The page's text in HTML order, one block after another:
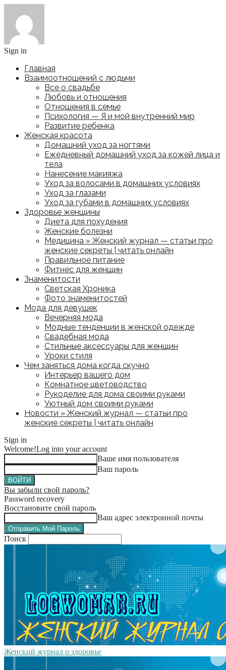
Sign in
Главная
Взаимоотношений с людьми
Все о свадьбе
Любовь и отношения
Отношения в семье
Психология — Я и мой внутренний мир
Развитие ребенка
Женская красота
Домашний уход за ногтями
Ежедневный домашний уход за кожей лица и
тела
Нанесение макияжа
Уход за волосами в домашних условиях
Уход за глазами
Уход за губами в домашних условиях
Здоровье женщины
Диета для похудения
Женские болезни
Медицина » Женский журнал — статьи про
женские секреты | читать онлайн
Правильное питание
Фитнес для женщин
Знаменитости
Светская Хроника
Фото знаменитостей
Мода для девушек
Вечерняя мода
Модные тенденции в женской одежде
Свадебная мода
Стильные аксессуары для женщин
Уроки стиля
Чем заняться дома когда скучно
Интерьер вашего дом
Комнатное цветоводство
Рукоделие для дома своими руками
Уютный дом своими руками
Новости » Женский журнал — статьи про
женские секреты | читать онлайн
Sign in
Welcome!Log into your account
Ваше имя пользователя
Ваш пароль
Вы забыли свой пароль?
Password recovery
Восстановите свой пароль
Ваш адрес электронной почты
Поиск
Женский журнал о здоровье